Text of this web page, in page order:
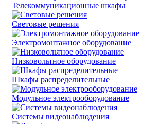
Телекоммуникационные шкафы
Световые решения
Электромонтажное оборудование
Низковольтное оборудование
Шкафы распределительные
Модульное электрооборудование
Системы видеонаблюдения